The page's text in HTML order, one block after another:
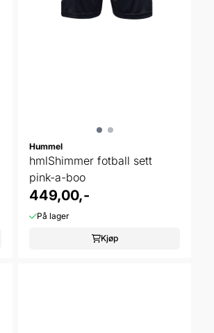
Hummel
hmlShimmer fotball sett
pink-a-boo
449,00,-
På lager
Kjøp